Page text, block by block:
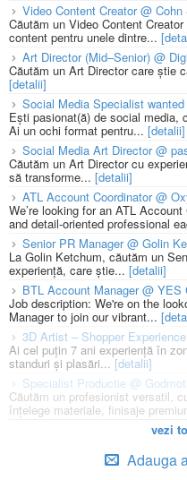
Video Content Creator @
Căutăm un Video Content
content pentru unele dintre...
Art Director (Mid–Senior) @
Căutăm un Art Director care știe
[detalii]
Social Media Specialist
Ești pasionat(ă) de social media,
Ai un ochi format pentru... [detalii]
Social Media Art Director @
Căutăm un Art Director cu
să transforme... [detalii]
ATL Account Coordinator @
We’re looking for an ATL
and detail-oriented professional
Senior PR Manager @ Golin
La Golin Ketchum, căutăm un
experiență, care știe... [detalii]
BTL Account Manager @ YES
Job description: We're on the
Manager to join our vibrant...
3D Artist – Shopper
Ai cel puțin 7 ani experiență în
standuri și plasări... [detalii]
Specialist Productie @
Căutăm un profesionist versatil,
înțelege materiale, finisaje
vezi
Adauga